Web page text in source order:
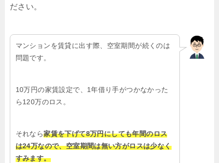
ださい。
マンションを賃貸に出す際、空室期間が続くのは
問題です。
10万円の家賃設定で、1年借り手がつかなかった
ら120万のロス。
それなら家賃を下げて8万円にしても年間のロス
は24万なので、空室期間は無い方がロスは少なく
すみます。